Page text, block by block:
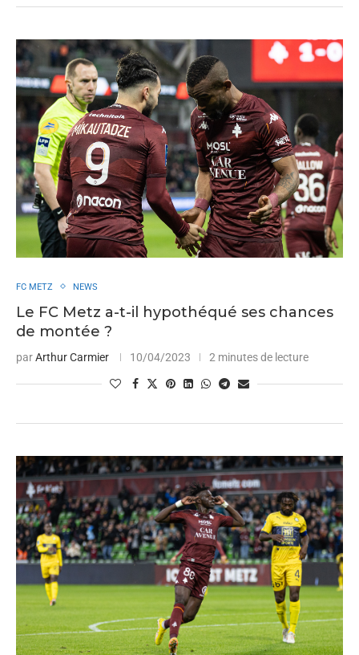
FC METZ NEWS
Le FC Metz a-t-il hypothéqué ses chances
de montée ?
parArthur Carmier 10/04/2023 2 minutes de lecture